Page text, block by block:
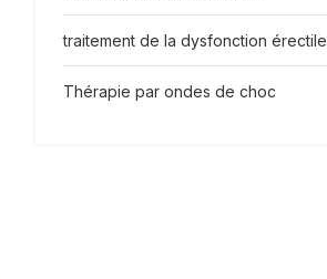
traitement de la dysfonction érectile
Thérapie par ondes de choc